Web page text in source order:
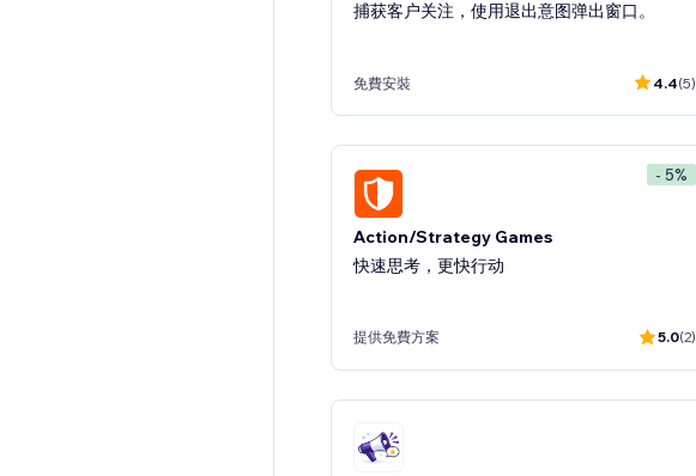
捕获客户关注，使用退出意图弹出窗口。
免費安裝 4.4(5)
- 5%
Action/Strategy Games
快速思考，更快行动
提供免費方案 5.0(2)